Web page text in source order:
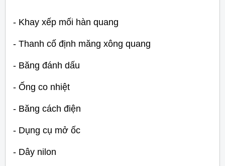
- Khay xếp mối hàn quang
- Thanh cố định măng xông quang
- Băng đánh dấu
- Ống co nhiệt
- Băng cách điện
- Dụng cụ mở ốc
- Dây nilon